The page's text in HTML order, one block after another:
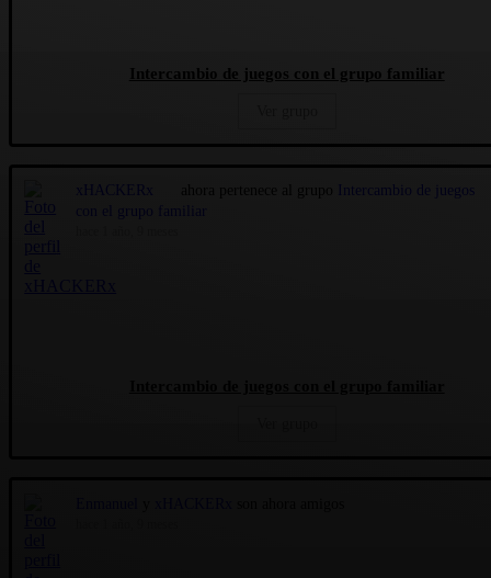
Intercambio de juegos con el grupo familiar
Intercambio de juegos